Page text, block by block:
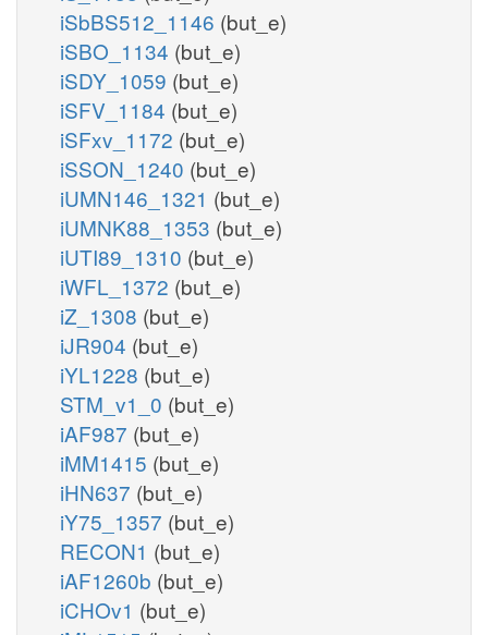
iSbBS512_1146 (but_e)
iSBO_1134 (but_e)
iSDY_1059 (but_e)
iSFV_1184 (but_e)
iSFxv_1172 (but_e)
iSSON_1240 (but_e)
iUMN146_1321 (but_e)
iUMNK88_1353 (but_e)
iUTI89_1310 (but_e)
iWFL_1372 (but_e)
iZ_1308 (but_e)
iJR904 (but_e)
iYL1228 (but_e)
STM_v1_0 (but_e)
iAF987 (but_e)
iMM1415 (but_e)
iHN637 (but_e)
iY75_1357 (but_e)
RECON1 (but_e)
iAF1260b (but_e)
iCHOv1 (but_e)